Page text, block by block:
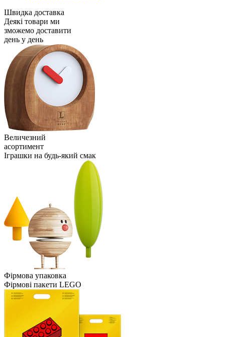
Швидка доставка
Деякі товари ми
зможемо доставити
день у день
Величезний
асортимент
Іграшки на будь-який смак
Фірмова упаковка
Фірмові пакети LEGO